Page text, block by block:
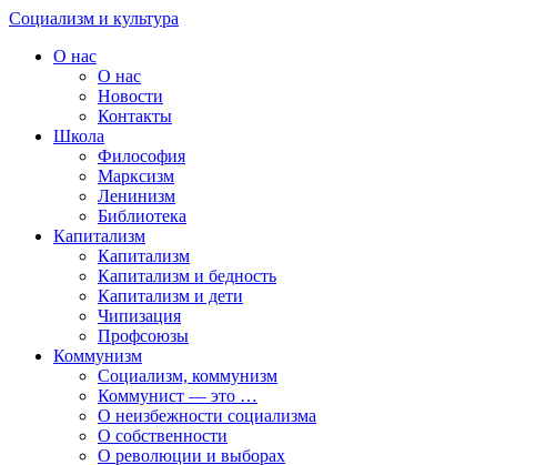
Skip
content
Социализм и культура
О нас
О нас
Новости
Контакты
Школа
Философия
Марксизм
Ленинизм
Библиотека
Капитализм
Капитализм
Капитализм и бедность
Капитализм и дети
Чипизация
Профсоюзы
Коммунизм
Социализм, коммунизм
Коммунист — это …
О неизбежности социализма
О собственности
О революции и выборах